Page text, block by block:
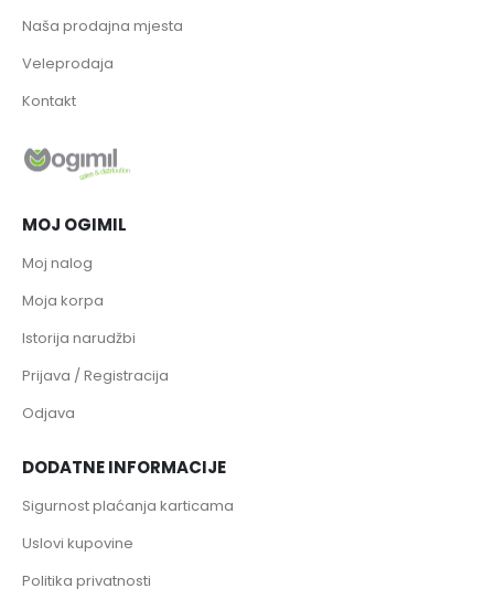
Naša prodajna mjesta
Veleprodaja
Kontakt
MOJ OGIMIL
Moj nalog
Moja korpa
Istorija narudžbi
Prijava / Registracija
Odjava
DODATNE INFORMACIJE
Sigurnost plaćanja karticama
Uslovi kupovine
Politika privatnosti